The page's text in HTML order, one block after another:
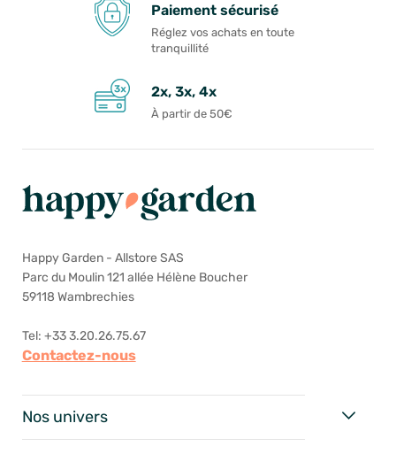
Paiement sécurisé
Réglez vos achats en toute
tranquillité
2x, 3x, 4x
À partir de 50€
Happy Garden - Allstore SAS
Parc du Moulin 121 allée Hélène Boucher
59118 Wambrechies
Tel: +33 3.20.26.75.67
Contactez-nous
Nos univers